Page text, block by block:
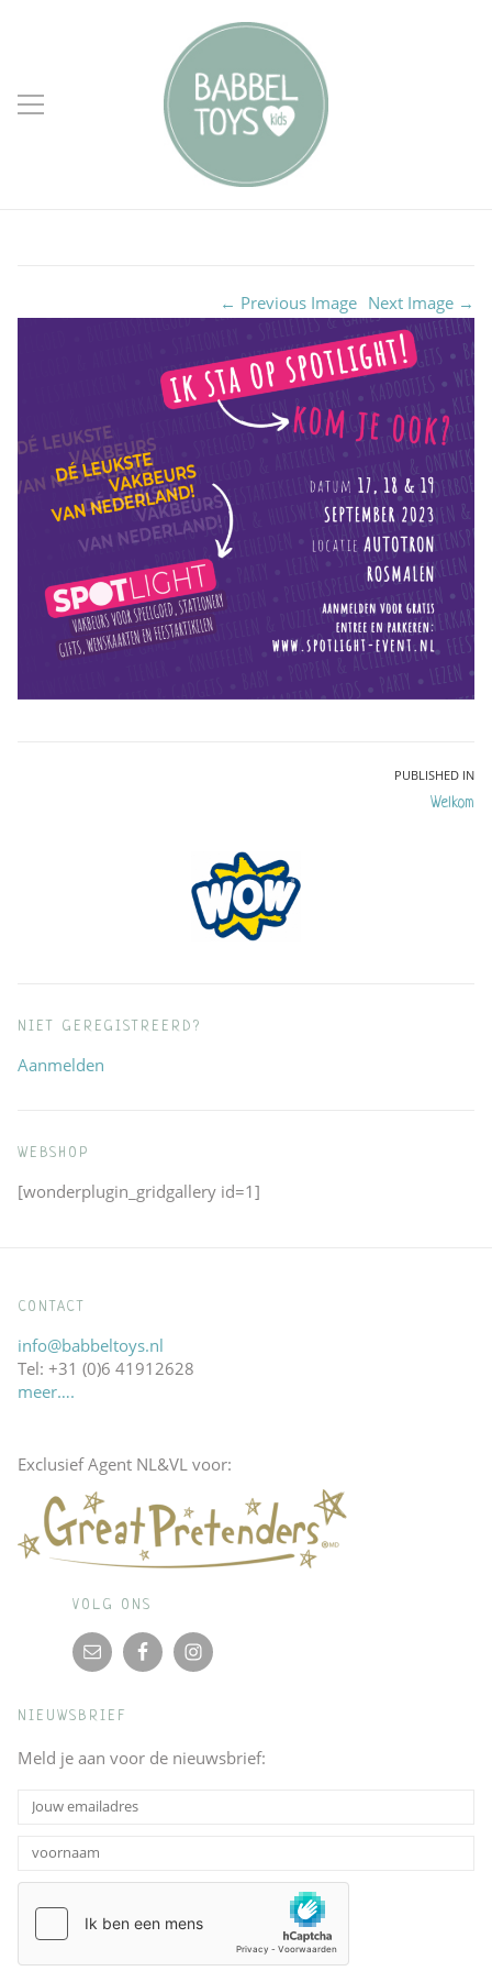
← Previous Image Next Image →
PUBLISHED IN
Welkom
NIET GEREGISTREERD?
Aanmelden
WEBSHOP
[wonderplugin_gridgallery id=1]
CONTACT
info@babbeltoys.nl
Tel: +31 (0)6 41912628
meer….
Exclusief Agent NL&VL voor:
VOLG ONS
NIEUWSBRIEF
Meld je aan voor de nieuwsbrief: